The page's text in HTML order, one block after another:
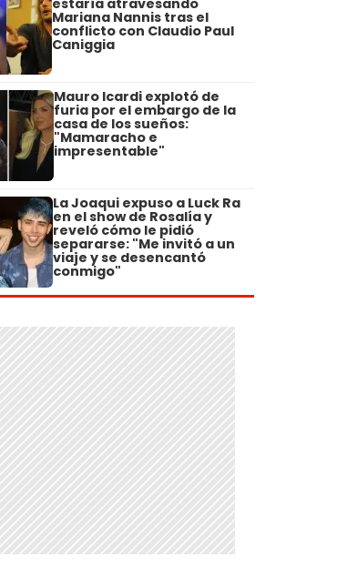
estaría atravesando
Mariana Nannis tras el
conflicto con Claudio Paul
Caniggia
Mauro Icardi explotó de
furia por el embargo de la
casa de los sueños:
"Mamaracho e
impresentable"
La Joaqui expuso a Luck Ra
en el show de Rosalía y
reveló cómo le pidió
separarse: "Me invitó a un
viaje y se desencantó
conmigo"